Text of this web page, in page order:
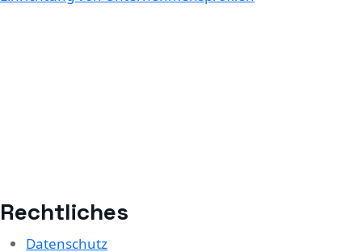
Rechtliches
Datenschutz